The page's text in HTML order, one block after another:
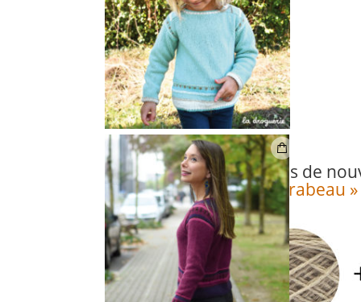
On a imaginé pour vous de
pourle pull « Pont Mirabeau »